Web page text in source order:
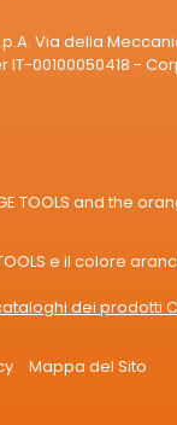
Via della
00100050418 -
TOOLS and the
TOOLS e il colore
dei prodotti
Mappa del Sito